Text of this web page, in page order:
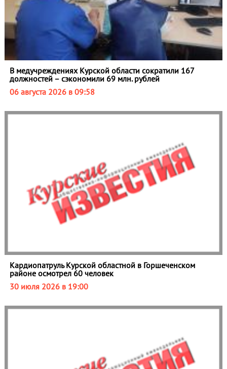
В медучреждениях Курской области сократили 167
должностей – сэкономили 69 млн. рублей
06 августа 2026 в 09:58
Кардиопатруль Курской областной в Горшеченском
районе осмотрел 60 человек
30 июля 2026 в 19:00